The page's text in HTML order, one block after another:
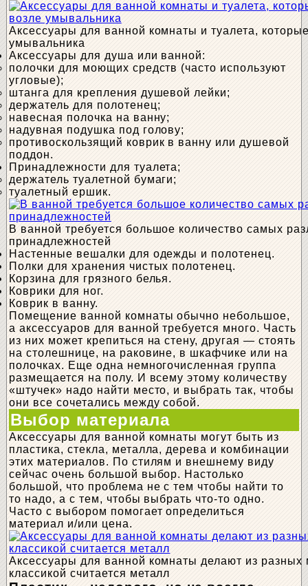
Аксессуары для ванной комнаты и туалета,
умывальника
Аксессуары для душа или ванной:
полочки для моющих средств (часто используют
угловые);
штанга для крепления душевой лейки;
держатель для полотенец;
навесная полочка на ванну;
надувная подушка под голову;
противоскользящий коврик в ванну или душевой
поддон.
Принадлежности для туалета;
держатель туалетной бумаги;
туалетный ершик.
В ванной требуется большое количество самых
принадлежностей
Настенные вешалки для одежды и полотенец.
Полки для хранения чистых полотенец.
Корзина для грязного белья.
Коврики для ног.
Коврик в ванну.
Помещение ванной комнаты обычно небольшое,
а аксессуаров для ванной требуется много. Часть
из них может крепиться на стену, другая — стоять
на столешнице, на раковине, в шкафчике или на
полочках. Еще одна немногочисленная группа
размещается на полу. И всему этому количеству
«штучек» надо найти место, и выбрать так, чтобы
они все сочетались между собой.
Выбор материала
Аксессуары для ванной комнаты могут быть из
пластика, стекла, металла, дерева и комбинации
этих материалов. По стилям и внешнему виду
сейчас очень большой выбор. Настолько
большой, что проблема не с тем чтобы найти то
то надо, а с тем, чтобы выбрать что-то одно.
Часто с выбором помогает определиться
материал и/или цена.
Аксессуары для ванной комнаты делают из разных
классикой считается металл